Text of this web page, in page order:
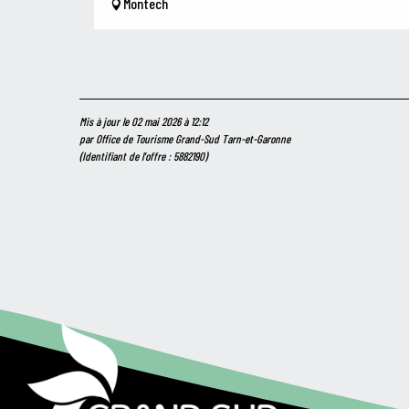
Mis à jour le 02 mai 2026 à 12:12
par Office de Tourisme Grand-Sud Tarn-et-Garonne
(Identifiant de l'offre :5882190)